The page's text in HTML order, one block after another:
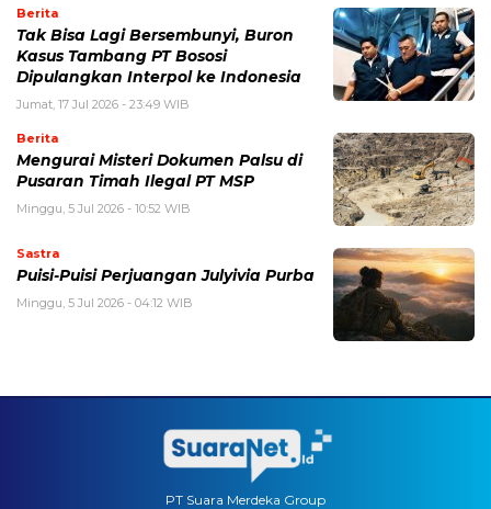
Berita
Tak Bisa Lagi Bersembunyi, Buron
Kasus Tambang PT Bososi
Dipulangkan Interpol ke Indonesia
Jumat, 17 Jul 2026 - 23:49 WIB
Berita
Mengurai Misteri Dokumen Palsu di
Pusaran Timah Ilegal PT MSP
Minggu, 5 Jul 2026 - 10:52 WIB
Sastra
Puisi-Puisi Perjuangan Julyivia Purba
Minggu, 5 Jul 2026 - 04:12 WIB
PT Suara Merdeka Group